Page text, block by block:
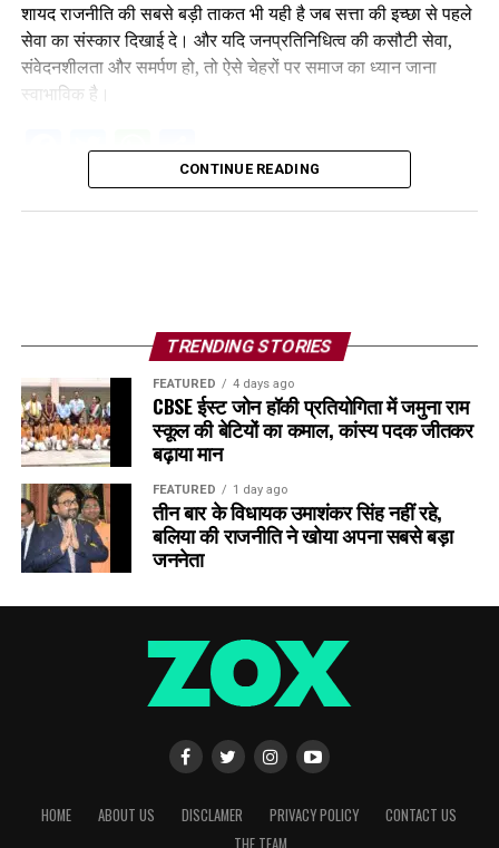
शायद राजनीति की सबसे बड़ी ताकत भी यही है जब सत्ता की इच्छा से पहले
सेवा का संस्कार दिखाई दे। और यदि जनप्रतिनिधित्व की कसौटी सेवा,
संवेदनशीलता और समर्पण हो, तो ऐसे चेहरों पर समाज का ध्यान जाना
स्वाभाविक है।
Facebook
Twitter
WhatsApp
Share
CONTINUE READING
TRENDING STORIES
FEATURED 4 days ago
CBSE ईस्ट जोन हॉकी प्रतियोगिता में जमुना राम
स्कूल की बेटियों का कमाल, कांस्य पदक जीतकर
बढ़ाया मान
FEATURED 1 day ago
तीन बार के विधायक उमाशंकर सिंह नहीं रहे,
बलिया की राजनीति ने खोया अपना सबसे बड़ा
जननेता
HOME ABOUT US DISCLAMER PRIVACY POLICY
CONTACT US